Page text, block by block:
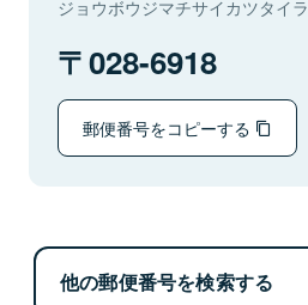
ジョウボウジマチサイカツタイラ
028-6918
郵便番号をコピーする
他の郵便番号を検索する